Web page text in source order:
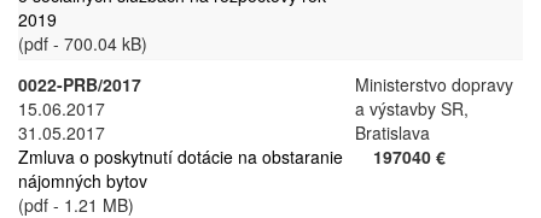
2019
(pdf - 700.04 kB)
0022-PRB/2017
15.06.2017
31.05.2017
Zmluva o poskytnutí dotácie na obstaranie
nájomných bytov
(pdf - 1.21 MB)
Ministerstvo dopravy
a výstavby SR,
Bratislava
197040 €